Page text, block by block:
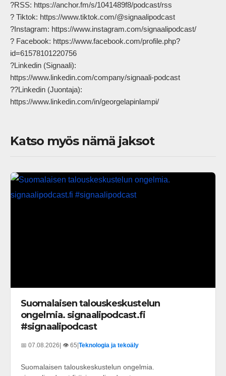
?RSS: https://anchor.fm/s/1041489f8/podcast/rss
? Tiktok: https://www.tiktok.com/@signaalipodcast
?Instagram: https://www.instagram.com/signaalipodcast/
? Facebook: https://www.facebook.com/profile.php?
id=61578101220756
?Linkedin (Signaali):
https://www.linkedin.com/company/signaali-podcast
??Linkedin (Juontaja):
https://www.linkedin.com/in/georgelapinlampi/
Katso myös nämä jaksot
Suomalaisen talouskeskustelun
ongelmia. signaalipodcast.fi
#signaalipodcast
📅 07.08.2026| 👁️ 65|Teknologia ja tekoäly
Suomalaisen talouskeskustelun ongelmia.